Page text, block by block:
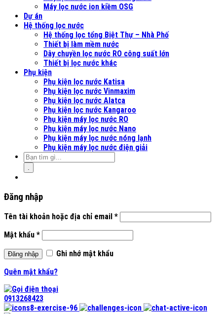
Máy lọc nước ion kiềm OSG
Dự án
Hệ thống lọc nước
Hệ thống lọc tổng Biệt Thự – Nhà Phố
Thiết bị làm mềm nước
Dây chuyền lọc nước RO công suất lớn
Thiết bị lọc nước khác
Phụ kiện
Phụ kiện lọc nước Katisa
Phụ kiện lọc nước Vinmaxim
Phụ kiện lọc nước Alatca
Phụ kiện lọc nước Kangaroo
Phụ kiện máy lọc nước RO
Phụ kiện máy lọc nước Nano
Phụ kiện máy lọc nước nóng lạnh
Phụ kiện máy lọc nước điện giải
.
Đăng nhập
Tên tài khoản hoặc địa chỉ email *
Mật khẩu *
Đăng nhập
Ghi nhớ mật khẩu
Quên mật khẩu?
0913268423